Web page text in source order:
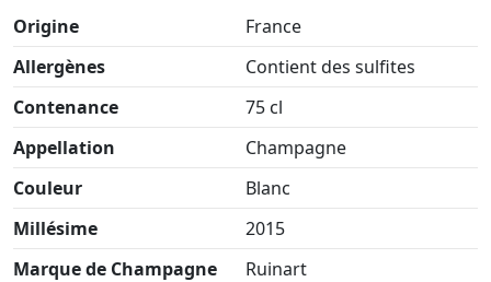
Origine
France
Allergènes
Contient des sulfites
Contenance
75 cl
Appellation
Champagne
Couleur
Blanc
Millésime
2015
Marque de Champagne
Ruinart